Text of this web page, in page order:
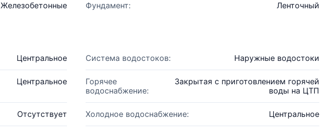
Железобетонные Фундамент: Ленточный
Центральное Система водостоков: Наружные водостоки
Центральное
Горячее
водоснабжение:
Закрытая с приготовлением горячей
воды на ЦТП
Отсутствует Холодное водоснабжение: Центральное